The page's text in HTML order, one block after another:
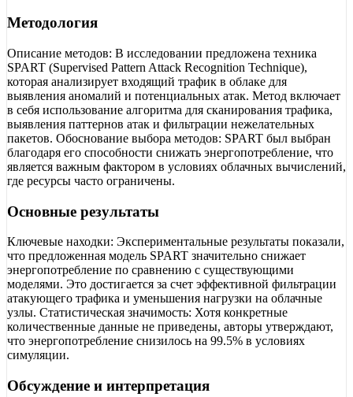
Методология
Описание методов: В исследовании предложена техника
SPART (Supervised Pattern Attack Recognition Technique),
которая анализирует входящий трафик в облаке для
выявления аномалий и потенциальных атак. Метод включает
в себя использование алгоритма для сканирования трафика,
выявления паттернов атак и фильтрации нежелательных
пакетов. Обоснование выбора методов: SPART был выбран
благодаря его способности снижать энергопотребление, что
является важным фактором в условиях облачных вычислений,
где ресурсы часто ограничены.
Основные результаты
Ключевые находки: Экспериментальные результаты показали,
что предложенная модель SPART значительно снижает
энергопотребление по сравнению с существующими
моделями. Это достигается за счет эффективной фильтрации
атакующего трафика и уменьшения нагрузки на облачные
узлы. Статистическая значимость: Хотя конкретные
количественные данные не приведены, авторы утверждают,
что энергопотребление снизилось на 99.5% в условиях
симуляции.
Обсуждение и интерпретация